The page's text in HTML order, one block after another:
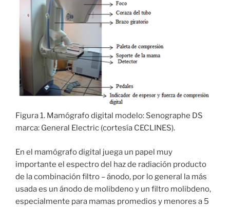
Figura 1. Mamógrafo digital modelo: Senographe DS
marca: General Electric (cortesía CECLINES).
En el mamógrafo digital juega un papel muy
importante el espectro del haz de radiación producto
de la combinación filtro – ánodo, por lo general la más
usada es un ánodo de molibdeno y un filtro molibdeno,
especialmente para mamas promedios y menores a 5